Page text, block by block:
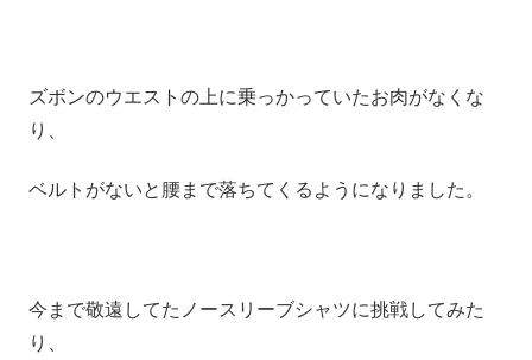
ズボンのウエストの上に乗っかっていたお肉がなくな
り、
ベルトがないと腰まで落ちてくるようになりました。
今まで敬遠してたノースリーブシャツに挑戦してみた
り、